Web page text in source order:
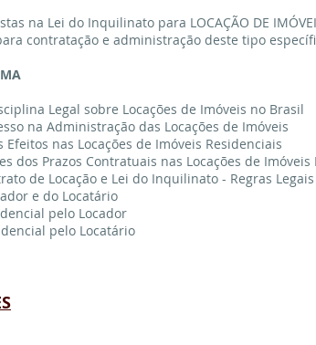
na Lei do Inquilinato para LOCAÇÃO DE
contratação e administração deste tipo
Legal sobre Locações de Imóveis no Brasil
na Administração das Locações de Imóveis
Efeitos nas Locações de Imóveis Residenciais
dos Prazos Contratuais nas Locações de Imóveis
de Locação e Lei do Inquilinato - Regras
e do Locatário
pelo Locador
pelo Locatário